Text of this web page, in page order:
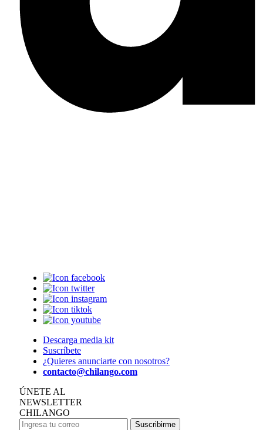
Descarga media kit
Suscríbete
¿Quieres anunciarte con nosotros?
contacto@chilango.com
ÚNETE AL
NEWSLETTER
CHILANGO
Suscribirme